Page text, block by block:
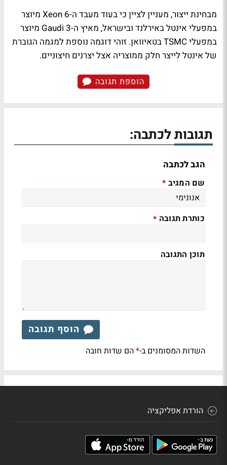
מבחינת ייצור, מעניין לציין כי בעוד מעבד ה-Xeon 6 מיוצר
במפעלי אינטל באירלנד ובישראל, מאיץ ה-Gaudi 3 מיוצר
במפעלי TSMC בטאיוואן. זוהי דוגמה נוספת למגמה הגוברת
של אינטל לייצר חלק ממוצריה אצל יצרנים חיצוניים.
הוספת תגובה
תגובות לכתבה:
הגב לכתבה
שם המגיב *
כותרת תגובה *
תוכן התגובה
הוסף תגובה
השדות המסומנים ב-*הם שדות חובה
הורדת אפליקציה